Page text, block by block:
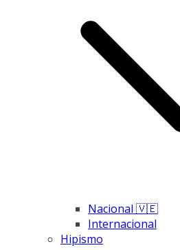
Nacional 🇻🇪
Internacional
Hipismo